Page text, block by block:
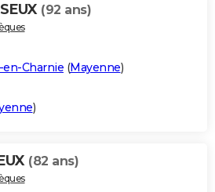
(92 ans)
Charnie (Mayenne)
)
(82 ans)